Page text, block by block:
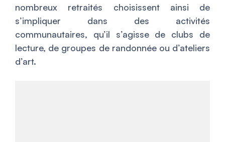
nombreux retraités choisissent ainsi de
s’impliquer dans des activités
communautaires, qu’il s’agisse de clubs de
lecture, de groupes de randonnée ou d’ateliers
d’art.